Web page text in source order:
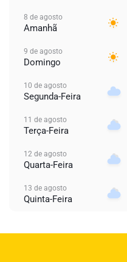
8 de agosto
Amanhã
9 de agosto
Domingo
10 de agosto
Segunda-Feira
11 de agosto
Terça-Feira
12 de agosto
Quarta-Feira
13 de agosto
Quinta-Feira